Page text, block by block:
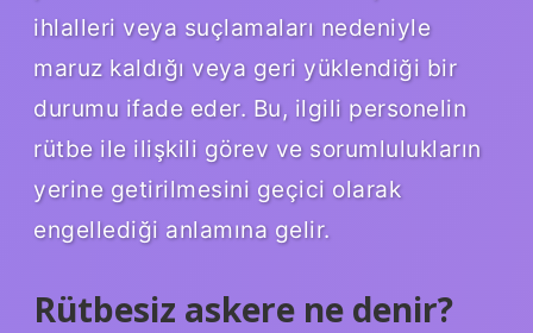
ihlalleri veya suçlamaları nedeniyle
maruz kaldığı veya geri yüklendiği bir
durumu ifade eder. Bu, ilgili personelin
rütbe ile ilişkili görev ve sorumlulukların
yerine getirilmesini geçici olarak
engellediği anlamına gelir.
Rütbesiz askere ne denir?